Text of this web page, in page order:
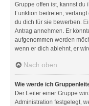
Gruppe offen ist, kannst du
Funktion beitreten;
du dich für sie bewerben.
Antrag annehmen. Er
aufgenommen werden
wenn er dich ablehnt, er
Nach oben
Wie werde ich
Der Leiter einer Gruppe
Administration festgelegt,